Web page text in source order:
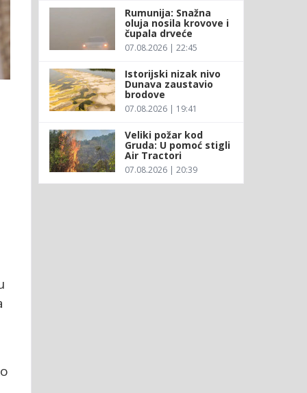
Rumunija: Snažna
oluja nosila krovove i
čupala drveće
07.08.2026 | 22:45
Istorijski nizak nivo
Dunava zaustavio
brodove
07.08.2026 | 19:41
Veliki požar kod
Gruda: U pomoć stigli
Air Tractori
07.08.2026 | 20:39